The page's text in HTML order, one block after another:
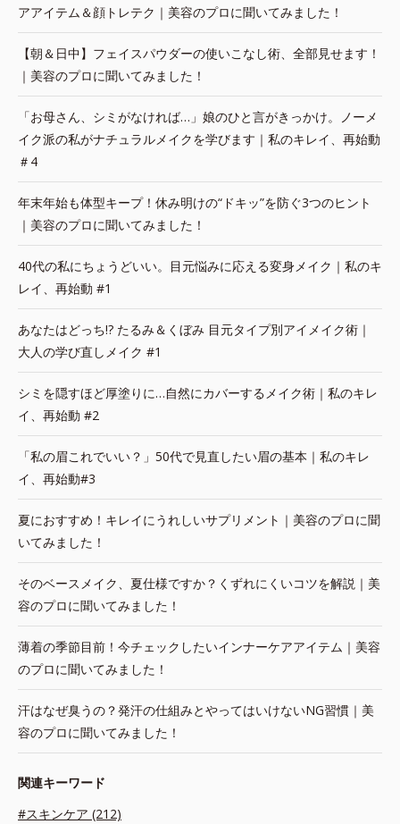
アアイテム＆顔トレテク｜美容のプロに聞いてみました！
【朝＆日中】フェイスパウダーの使いこなし術、全部見せます！
｜美容のプロに聞いてみました！
「お母さん、シミがなければ…」娘のひと言がきっかけ。ノーメ
イク派の私がナチュラルメイクを学びます｜私のキレイ、再始動
＃4
年末年始も体型キープ！休み明けの“ドキッ”を防ぐ3つのヒント
｜美容のプロに聞いてみました！
40代の私にちょうどいい。目元悩みに応える変身メイク｜私のキ
レイ、再始動 #1
あなたはどっち!? たるみ＆くぼみ 目元タイプ別アイメイク術｜
大人の学び直しメイク #1
シミを隠すほど厚塗りに…自然にカバーするメイク術｜私のキレ
イ、再始動 #2
「私の眉これでいい？」50代で見直したい眉の基本｜私のキレ
イ、再始動#3
夏におすすめ！キレイにうれしいサプリメント｜美容のプロに聞
いてみました！
そのベースメイク、夏仕様ですか？くずれにくいコツを解説｜美
容のプロに聞いてみました！
薄着の季節目前！今チェックしたいインナーケアアイテム｜美容
のプロに聞いてみました！
汗はなぜ臭うの？発汗の仕組みとやってはいけないNG習慣｜美
容のプロに聞いてみました！
関連キーワード
#スキンケア (212)